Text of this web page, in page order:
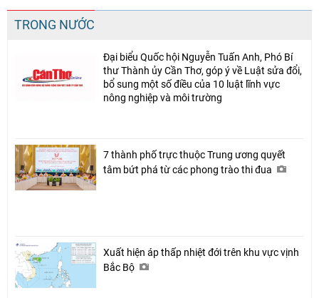
TRONG NƯỚC
Đại biểu Quốc hội Nguyễn Tuấn Anh, Phó Bí
thư Thành ủy Cần Thơ, góp ý về Luật sửa đổi,
bổ sung một số điều của 10 luật lĩnh vực
nông nghiệp và môi trường
7 thành phố trực thuộc Trung ương quyết
tâm bứt phá từ các phong trào thi đua
Xuất hiện áp thấp nhiệt đới trên khu vực vịnh
Bắc Bộ